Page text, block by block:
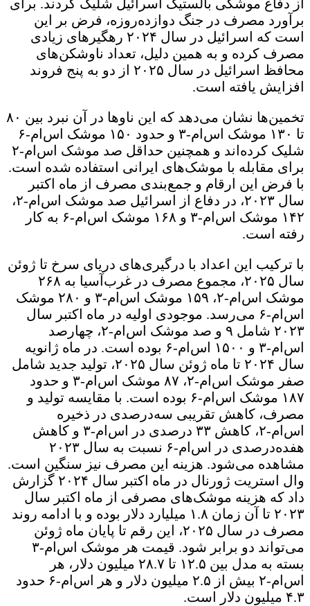
از دفاع موشکی بالستیک اسرائیل شلیک کردند. برای
برآورد مصرف در جنگ دوازده‌روزه، فرض بر این
است که اسرائیل در سال ۲۰۲۴ رهگیرهای زیادی
مصرف کرده و به ‌همین دلیل، تعداد ناوشکن‌های
محافظ اسرائیل در سال ۲۰۲۵ از دو به پنج فروند
افزایش یافته است.
تخمین‌ها نشان می‌دهد که این ناوها در آن نبرد بین ۸۰
تا ۱۳۰ موشک اس‌ام-۳ و حدود ۱۵۰ موشک اس‌ام-۶
شلیک کرده‌اند و همچنین حداقل صد موشک اس‌ام-۲
برای مقابله با موشک‌های ایرانی استفاده شده است.
با فرض این ارقام و جمع‌بندی مصرف از ماه اکتبر
سال ۲۰۲۳، در دفاع از اسرائیل صد موشک اس‌ام-۲،
۱۴۲ موشک اس‌ام-۳ و ۱۶۸ موشک اس‌ام-۶ به کار
رفته است.
با ترکیب این اعداد با درگیری‌های دریای سرخ تا ژوئن
سال ۲۰۲۵، مجموع مصرف در غرب‌آسیا به ۲۶۸
موشک اس‌ام-۲، ۱۵۹ موشک اس‌ام-۳ و ۲۸۰ موشک
اس‌ام-۶ می‌رسد. موجودی اولیه در ماه اکتبر سال
۲۰۲۳ شامل ۹ و صد موشک اس‌ام-۲، چهارصد
اس‌ام-۳ و ۱۵۰۰ اس‌ام-۶ بوده است. در ماه ژانویه
سال ۲۰۲۴ تا ماه ژوئن سال ۲۰۲۵، تولید جدید شامل
صفر موشک اس‌ام-۲، ۸۷ موشک اس‌ام-۳ و حدود
۱۸۷ موشک اس‌ام-۶ بوده است. با مقایسه تولید و
مصرف، کاهش تقریبی سه‌درصدی در ذخیره
اس‌ام-۲، کاهش ۳۳ درصدی در اس‌ام-۳ و کاهش
هفده‌درصدی در اس‌ام-۶ نسبت به سال ۲۰۲۳
مشاهده می‌شود. هزینه این مصرف نیز سنگین است.
وال ‌استریت ژورنال در ماه اکتبر سال ۲۰۲۴ گزارش
داد که هزینه موشک‌های مصرفی از ماه اکتبر سال
۲۰۲۳ تا آن زمان ۱.۸ میلیارد دلار بوده و با ادامه روند
مصرف در سال ۲۰۲۵، این رقم تا پایان ماه ژوئن
می‌تواند دو برابر شود. قیمت هر موشک اس‌ام-۳
بسته به مدل بین ۱۲.۵ تا ۲۸.۷ میلیون دلار، هر
اس‌ام-۲ بیش از ۲.۵ میلیون دلار و هر اس‌ام-۶ حدود
۴.۳ میلیون دلار است.